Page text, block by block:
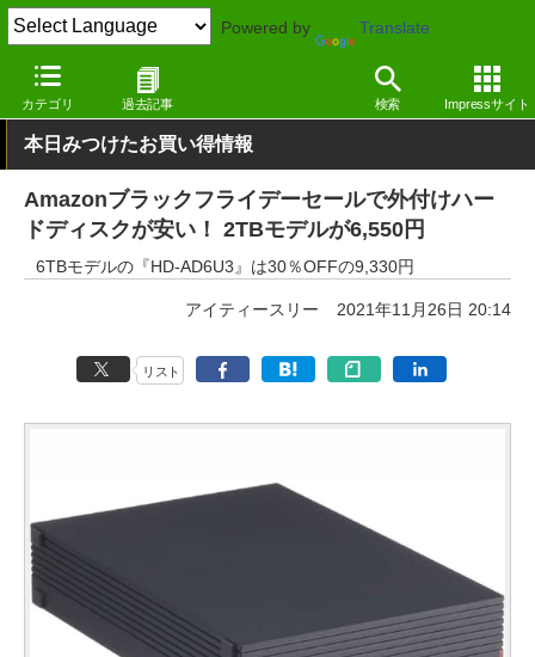
Powered by Translate
カテゴリ 過去記事 検索 Impressサイト
窓の杜 システム・ファイル その他
本日みつけたお買い得情報
Amazonブラックフライデーセールで外付けハー
ドディスクが安い！ 2TBモデルが6,550円
6TBモデルの『HD-AD6U3』は30％OFFの9,330円
アイティースリー 2021年11月26日 20:14
リスト